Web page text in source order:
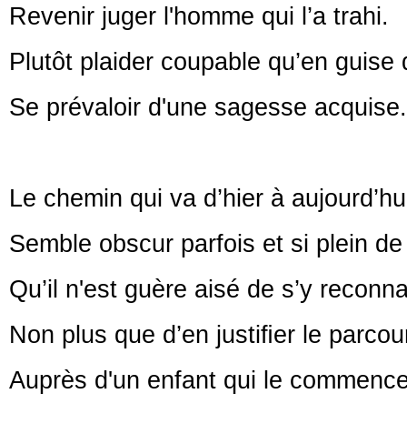
Revenir juger l'homme qui l’a trahi.
Plutôt plaider coupable qu’en guise
Se prévaloir d'une sagesse acquise.
Le chemin qui va d’hier à
Semble obscur parfois et si plein
Qu’il n'est guère aisé de s’y
Non plus que d’en justiﬁer le
Auprès d'un enfant qui le